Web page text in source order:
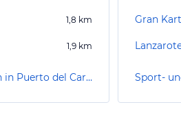
1,8 km
1,9 km
Sehenswürdigkeiten in Puerto del Carmen
Gran